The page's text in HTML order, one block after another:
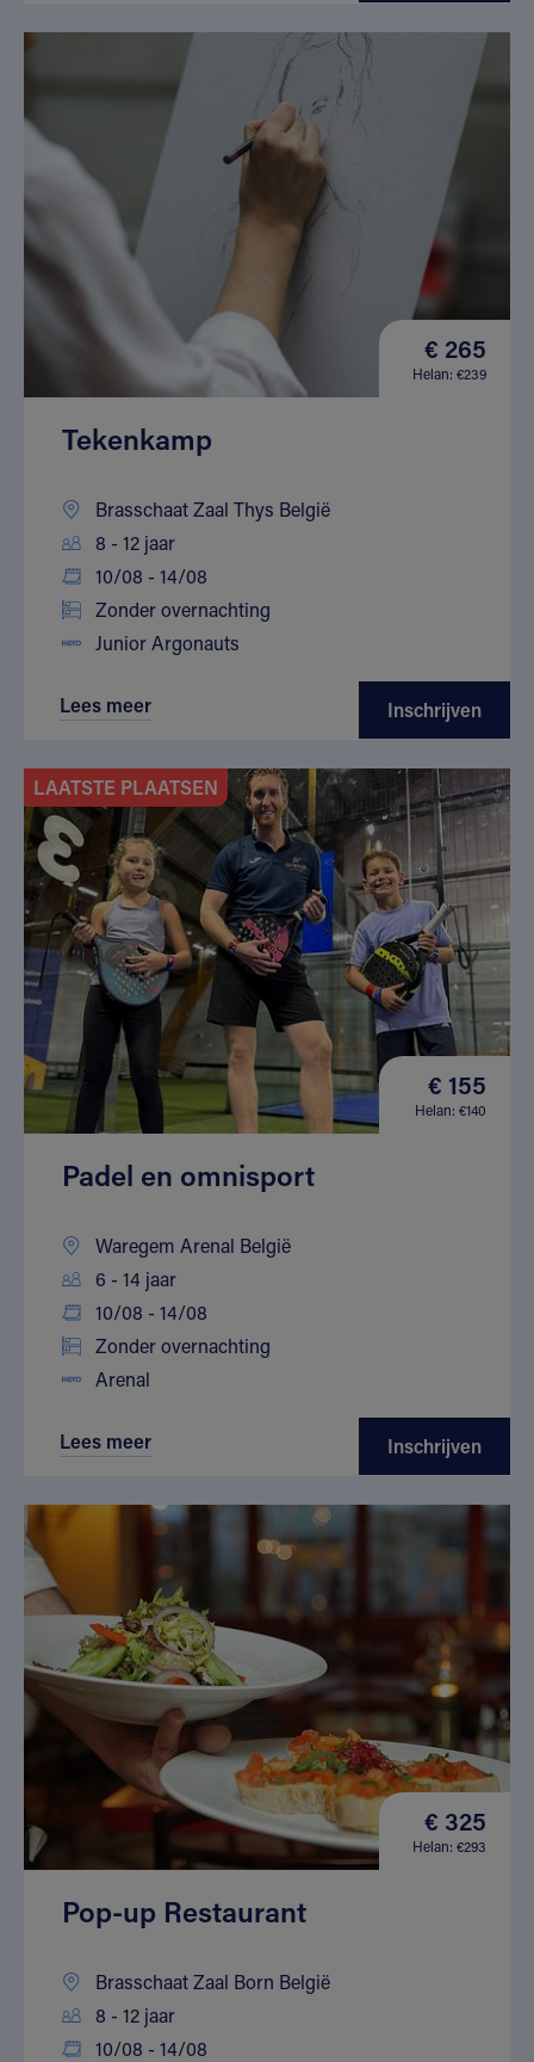
€ 265
Helan: €239
Tekenkamp
Brasschaat Zaal Thys België
8 - 12 jaar
10/08 - 14/08
Zonder overnachting
Junior Argonauts
Lees meer Inschrijven
LAATSTE PLAATSEN
€ 155
Helan: €140
Padel en omnisport
Waregem Arenal België
6 - 14 jaar
10/08 - 14/08
Zonder overnachting
Arenal
Lees meer Inschrijven
€ 325
Helan: €293
Pop-up Restaurant
Brasschaat Zaal Born België
8 - 12 jaar
10/08 - 14/08